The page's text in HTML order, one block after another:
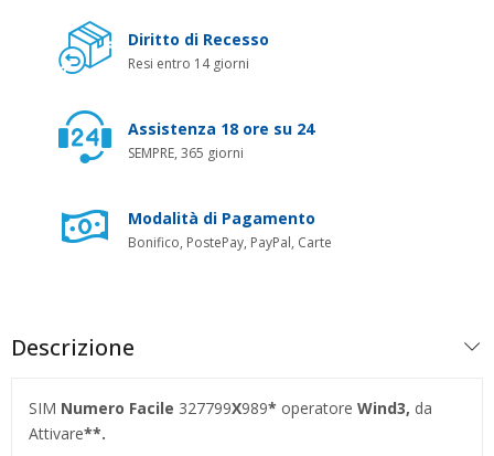
Diritto di Recesso
Resi entro 14 giorni
Assistenza 18 ore su 24
SEMPRE, 365 giorni
Modalità di Pagamento
Bonifico, PostePay, PayPal, Carte
Descrizione
SIM Numero Facile 327799X989* operatore Wind3, da
Attivare**.